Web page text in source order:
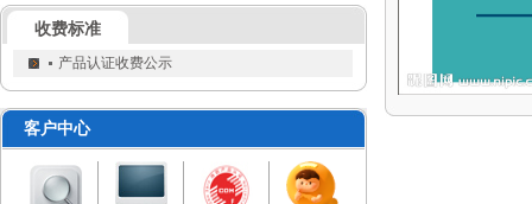
收费标准
产品认证收费公示
客户中心